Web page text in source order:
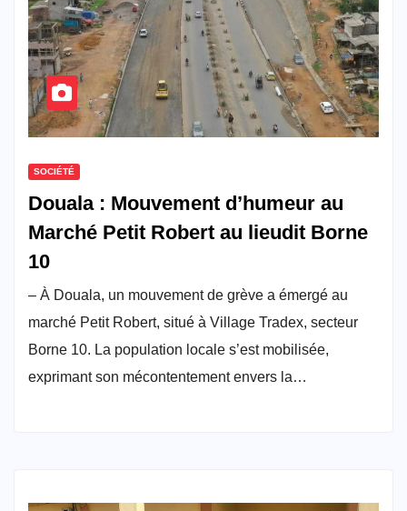
SOCIÉTÉ
Douala : Mouvement d’humeur au
Marché Petit Robert au lieudit Borne
10
– À Douala, un mouvement de grève a émergé au
marché Petit Robert, situé à Village Tradex, secteur
Borne 10. La population locale s’est mobilisée,
exprimant son mécontentement envers la…